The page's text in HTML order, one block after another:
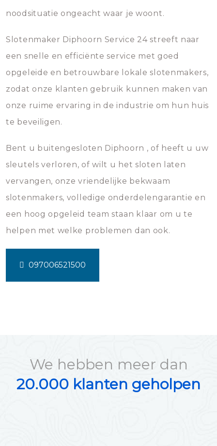
noodsituatie ongeacht waar je woont.
Slotenmaker Diphoorn Service 24 streeft naar
een snelle en efficiënte service met goed
opgeleide en betrouwbare lokale slotenmakers,
zodat onze klanten gebruik kunnen maken van
onze ruime ervaring in de industrie om hun huis
te beveiligen.
Bent u buitengesloten Diphoorn , of heeft u uw
sleutels verloren, of wilt u het sloten laten
vervangen, onze vriendelijke bekwaam
slotenmakers, volledige onderdelengarantie en
een hoog opgeleid team staan klaar om u te
helpen met welke problemen dan ook.
097006521500
We hebben meer dan
20.000 klanten geholpen